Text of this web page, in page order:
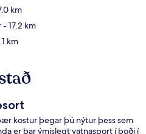
km
- 17.2 km
km
kostur þegar þú nýtur þess sem
er þar ýmislegt vatnasport í boði í